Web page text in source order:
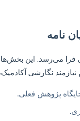
نامه
می‌رسد. این
نگارشی
پژوهش فعلی.